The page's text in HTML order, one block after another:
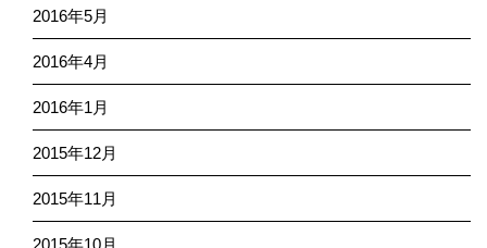
2016年5月
2016年4月
2016年1月
2015年12月
2015年11月